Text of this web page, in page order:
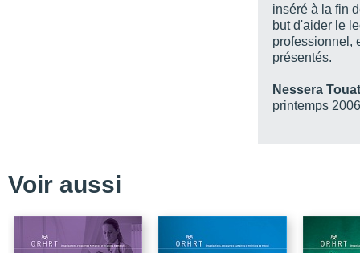
Chapitre 6_L'aspect
Conclusion
inséré à la fin
but d'aider le
professionnel,
présentés.
Nessera
printemps 2006
Voir aussi